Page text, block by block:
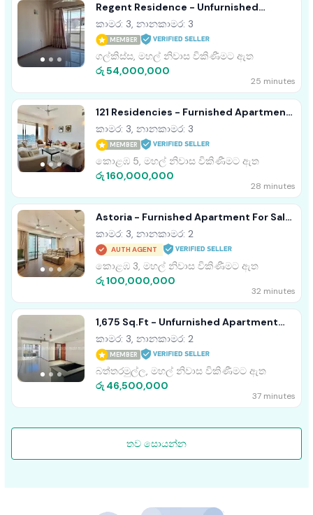
Regent Residence - Unfurnished
Apartment For Sale A53217
කාමර: 3, නානකාමර: 3
MEMBER
ගල්කිස්ස, මහල් නිවාස විකිණීමට ඇත
රු 54,000,000
25 minutes
121 Residencies - Furnished Apartment
For Sale A49925
කාමර: 3, නානකාමර: 3
MEMBER
කොළඹ 5, මහල් නිවාස විකිණීමට ඇත
රු 160,000,000
28 minutes
Astoria - Furnished Apartment For Sale
A44152
කාමර: 3, නානකාමර: 2
AUTH AGENT
කොළඹ 3, මහල් නිවාස විකිණීමට ඇත
රු 100,000,000
32 minutes
1,675 Sq.ft - Unfurnished Apartment
For Sale A35839
කාමර: 3, නානකාමර: 2
MEMBER
බත්තරමුල්ල, මහල් නිවාස විකිණීමට ඇත
රු 46,500,000
37 minutes
තව සොයන්න